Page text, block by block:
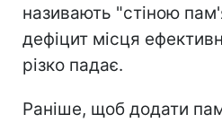
називають "стіною
дефіцит місця
різко падає.
Раніше, щоб додати